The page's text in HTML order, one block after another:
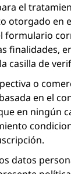
el
otorgado en
formulario
finalidades,
casilla de
o
en el
en ningún
datos